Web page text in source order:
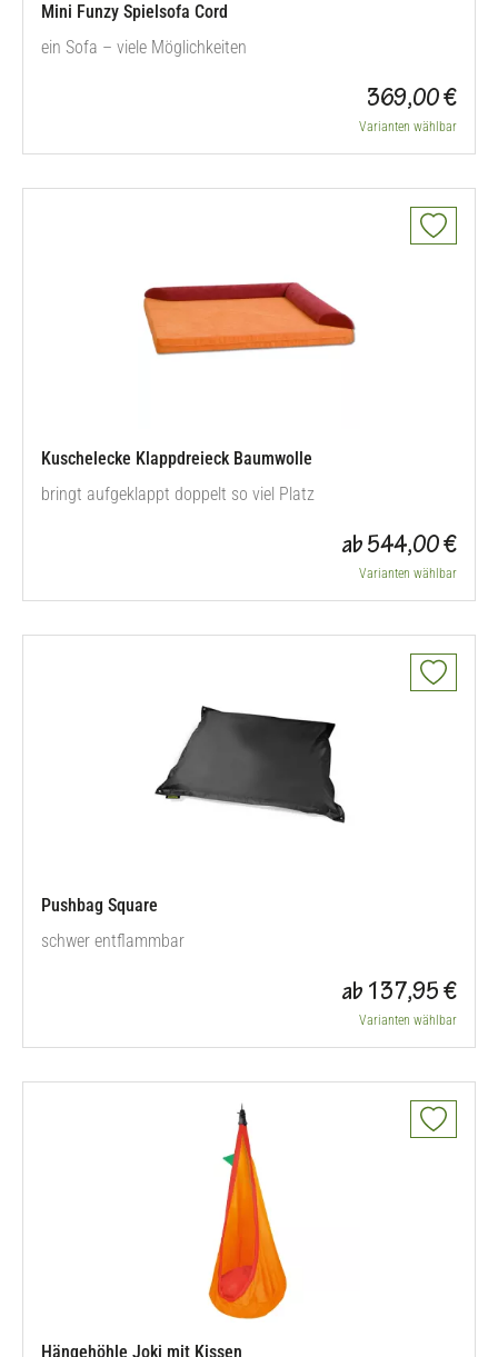
Mini Funzy Spielsofa Cord
ein Sofa – viele Möglichkeiten
369,00 €
Varianten wählbar
Kuschelecke Klappdreieck Baumwolle
bringt aufgeklappt doppelt so viel Platz
ab 544,00 €
Varianten wählbar
Pushbag Square
schwer entflammbar
ab 137,95 €
Varianten wählbar
Hängehöhle Joki mit Kissen